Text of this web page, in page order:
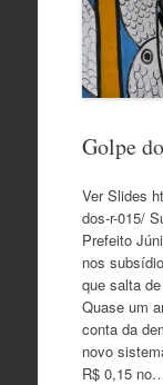
Golpe
Ver Slides
dos-r-015/
Prefeito
nos
que salta
Quase um
conta da
novo
R$ 0,15